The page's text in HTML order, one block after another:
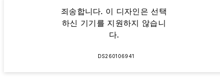
죄송합니다. 이 디자인은 선택
하신 기기를 지원하지 않습니
다.
DS260106941